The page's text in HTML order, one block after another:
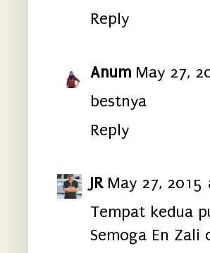
Reply
Anum May 27,
bestnya
Reply
JR May 27, 2015
Tempat kedua
Semoga En Zali